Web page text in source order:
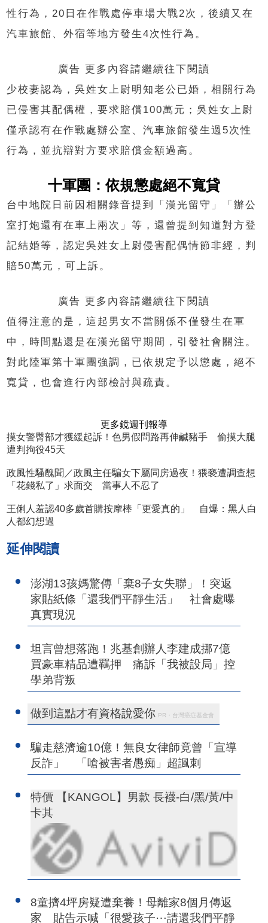
性行為，20日在作戰處停車場大戰2次，後續又在
汽車旅館、外宿等地方發生4次性行為。
廣告 更多內容請繼續往下閱讀
少校妻認為，吳姓女上尉明知老公已婚，相關行為
已侵害其配偶權，要求賠償100萬元；吳姓女上尉
僅承認有在作戰處辦公室、汽車旅館發生過5次性
行為，並抗辯對方要求賠償金額過高。
十軍團：依規懲處絕不寬貸
台中地院日前因相關錄音提到「漢光留守」「辦公
室打炮還有在車上兩次」等，還曾提到知道對方登
記結婚等，認定吳姓女上尉侵害配偶情節非經，判
賠50萬元，可上訴。
廣告 更多內容請繼續往下閱讀
值得注意的是，這起男女不當關係不僅發生在軍
中，時間點還是在漢光留守期間，引發社會關注。
對此陸軍第十軍團強調，已依規定予以懲處，絕不
寬貸，也會進行內部檢討與疏責。
更多鏡週刊報導
摸女警臀部才獲緩起訴！色男假問路再伸鹹豬手 偷摸大腿
遭判拘役45天
政風性騷醜聞／政風主任騙女下屬同房過夜！猥褻遭調查想
「花錢私了」求面交 當事人不忍了
王俐人羞認40多歲首購按摩棒「更愛真的」 自爆：黑人白
人都幻想過
延伸閱讀
澎湖13孩媽驚傳「棄8子女失聯」！突返
家貼紙條「還我們平靜生活」 社會處曝
真實現況
坦言曾想落跑！兆基創辦人李建成挪7億
買豪車精品遭羈押 痛訴「我被設局」控
學弟背叛
做到這點才有資格說愛你 PR・台灣癌症基金會
騙走慈濟逾10億！無良女律師竟曾「宣導
反詐」 「嗆被害者愚痴」超諷刺
特價 【KANGOL】男款 長襪-白/黑/黃/中
卡其
8童擠4坪房疑遭棄養！母離家8個月傳返
家 貼告示喊「很愛孩子⋯請還我們平靜